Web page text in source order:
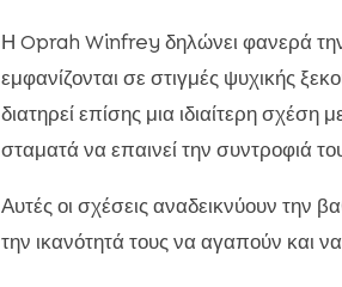
Η Oprah Winfrey δηλώνει φανερά
εμφανίζονται σε στιγμές ψυχικής
διατηρεί επίσης μια ιδιαίτερη
σταματά να επαινεί την συντροφιά
Αυτές οι σχέσεις αναδεικνύουν την
την ικανότητά τους να αγαπούν και